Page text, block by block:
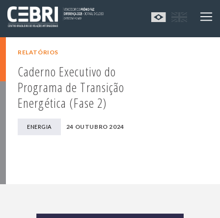
RELATÓRIOS
Caderno Executivo do
Programa de Transição
Energética (Fase 2)
ENERGIA 24 OUTUBRO 2024